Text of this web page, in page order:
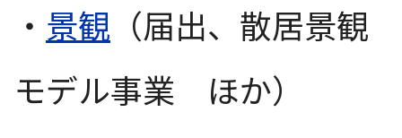
・ 景観 （届出、散居景観
モデル事業 ほか）